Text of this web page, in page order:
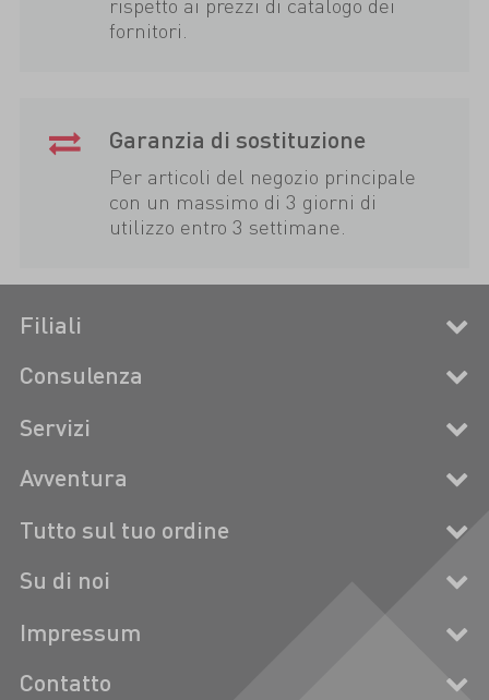
fornitori.
Garanzia di sostituzione
Per articoli del negozio principale
con un massimo di 3 giorni di
utilizzo entro 3 settimane.
Filiali
Consulenza
Servizi
Avventura
Tutto sul tuo ordine
Su di noi
Impressum
Contatto